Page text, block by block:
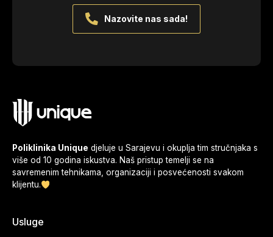
Nazovite nas sada!
Poliklinika Unique djeluje u Sarajevu i okuplja tim stručnjaka s
više od 10 godina iskustva. Naš pristup temelji se na
savremenim tehnikama, organizaciji i posvećenosti svakom
klijentu.
Usluge